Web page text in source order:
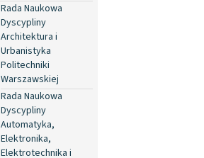
Rada Naukowa
Dyscypliny
Architektura i
Urbanistyka
Politechniki
Warszawskiej
Rada Naukowa
Dyscypliny
Automatyka,
Elektronika,
Elektrotechnika i